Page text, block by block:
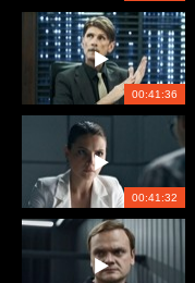
00:41:36
00:41:32